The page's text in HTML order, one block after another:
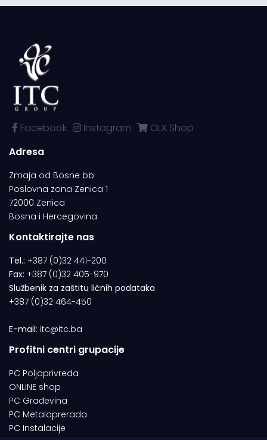
Facebook Instagram
OLX Shop
Adresa
Zmaja od Bosne bb
Poslovna zona Zenica 1
72000 Zenica
Bosna i Hercegovina
Kontaktirajte nas
Tel.: +387 (0)32 441-200
Fax: +387 (0)32 405-970
Službenik za zaštitu ličnih podataka
+387 (0)32 464-450
E-mail: itc@itc.ba
Profitni centri grupacije
PC Poljoprivreda
ONLINE shop
PC Građevina
PC Metaloprerada
PC Instalacije